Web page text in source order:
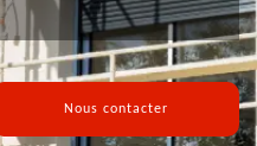
Nous contacter